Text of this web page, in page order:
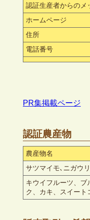
認証生産者からのメ
ホームページ
住所
電話番号
PR集掲載ページ
認証農産物
農産物名
サツマイモ､ニガウ
キウイフルーツ、ブ
ク、カキ、スイート